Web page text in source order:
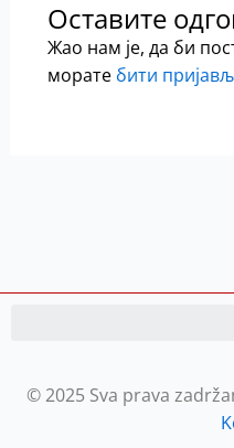
Оставите
Жао нам је, да би
морате бити
© 2025 Sva prava